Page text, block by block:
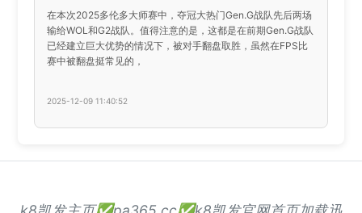
在本次2025多伦多大师赛中，夺冠大热门Gen.G战队先后两场
输给WOL和G2战队。值得注意的是，这都是在前期Gen.G战队
已经建立巨大优势的情况下，被对手翻盘取胜，虽然在FPS比
赛中被翻盘挺常见的，
2025-12-09 11:40:52